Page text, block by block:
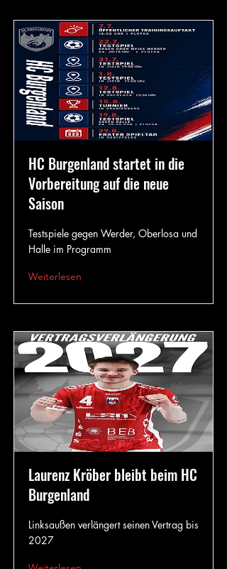
HC Burgenland startet in die
Vorbereitung auf die neue
Saison
Testspiele gegen Werder, Oberlosa und
Halle im Programm
Weiterlesen
Laurenz Kröber bleibt beim HC
Burgenland
Linksaußen verlängert seinen Vertrag bis
2027